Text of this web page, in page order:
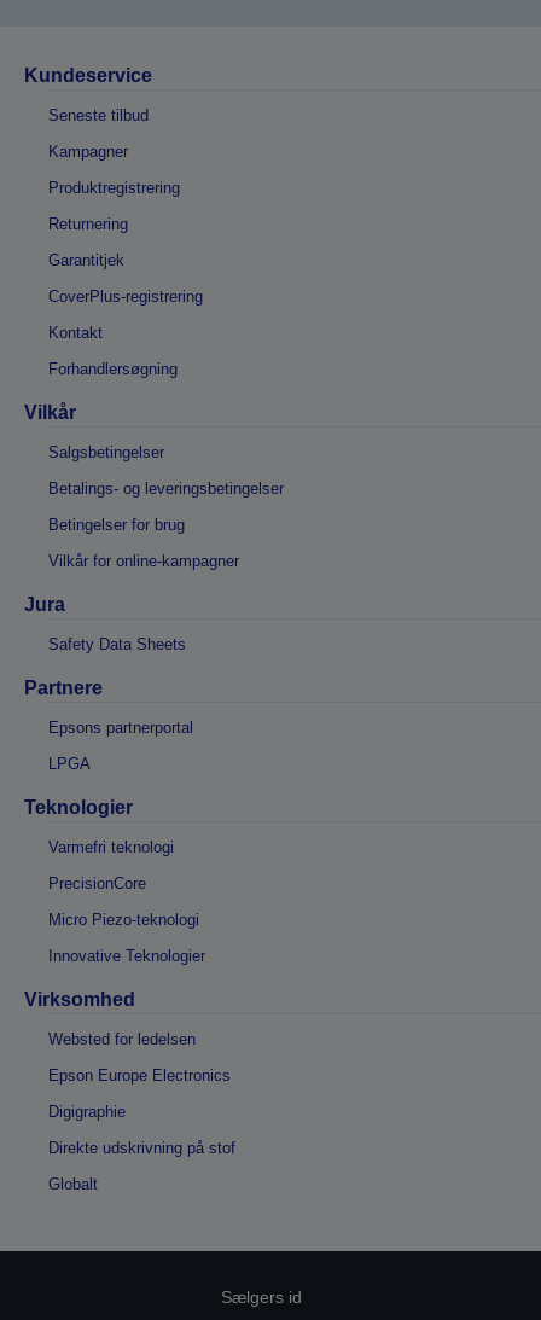
Kundeservice
Seneste tilbud
Kampagner
Produktregistrering
Returnering
Garantitjek
CoverPlus-registrering
Kontakt
Forhandlersøgning
Vilkår
Salgsbetingelser
Betalings- og leveringsbetingelser
Betingelser for brug
Vilkår for online-kampagner
Jura
Safety Data Sheets
Partnere
Epsons partnerportal
LPGA
Teknologier
Varmefri teknologi
PrecisionCore
Micro Piezo-teknologi
Innovative Teknologier
Virksomhed
Websted for ledelsen
Epson Europe Electronics
Digigraphie
Direkte udskrivning på stof
Globalt
Sælgers id